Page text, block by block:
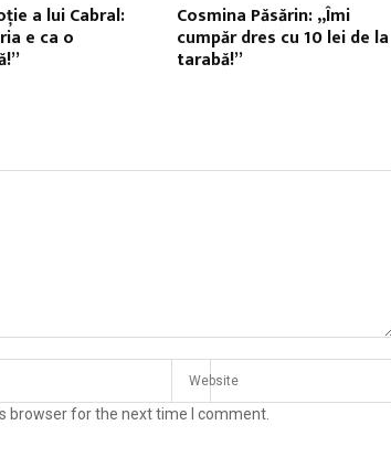
a lui Cabral:
e ca o
Cosmina Păsărin: „Îmi
cumpăr dres cu 10 lei de la
tarabă!”
browser for the next time I comment.